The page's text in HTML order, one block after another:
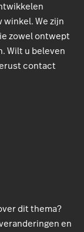
We zijn
zowel ontwept
Wilt u beleven
contact
dit thema?
en